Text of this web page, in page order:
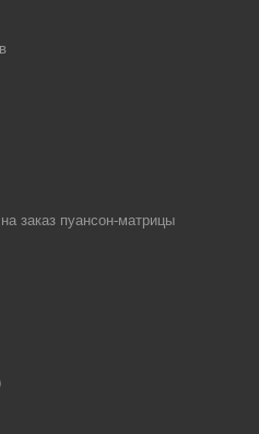
заказ пуансон-матрицы